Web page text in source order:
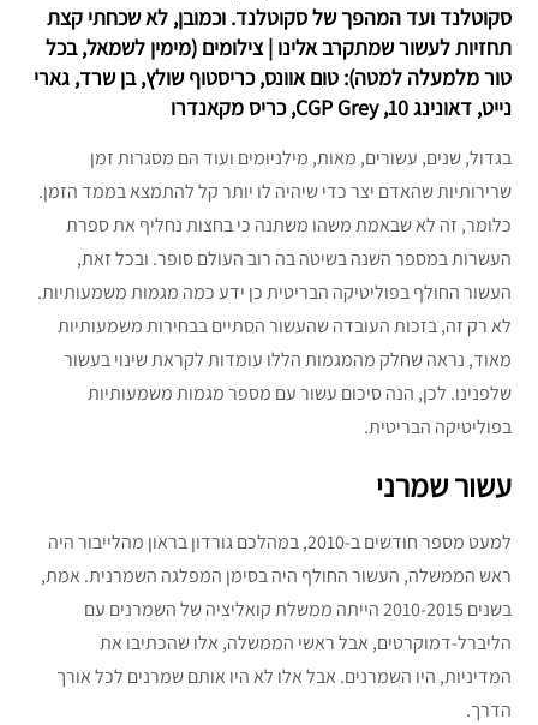
סקוטלנד ועד המהפך של סקוטלנד. וכמובן, לא שכחתי קצת
תחזיות לעשור שמתקרב אלינו | צילומים (מימין לשמאל, בכל
טור מלמעלה למטה): טום אוונס, כריסטוף שולץ, בן שרד, גארי
נייט, דאונינג 10, CGP Grey, כריס מקאנדרו
בגדול, שנים, עשורים, מאות, מילניומים ועוד הם מסגרות זמן
שרירותיות שהאדם יצר כדי שיהיה לו יותר קל להתמצא בממד הזמן.
כלומר, זה לא שבאמת משהו משתנה כי בחצות נחליף את ספרת
העשרות במספר השנה בשיטה בה רוב העולם סופר. ובכל זאת,
העשור החולף בפוליטיקה הבריטית כן ידע כמה מגמות משמעותיות.
לא רק זה, בזכות העובדה שהעשור הסתיים בבחירות משמעותיות
מאוד, נראה שחלק מהמגמות הללו עומדות לקראת שינוי בעשור
שלפנינו. לכן, הנה סיכום עשור עם מספר מגמות משמעותיות
בפוליטיקה הבריטית.
עשור שמרני
למעט מספר חודשים ב-2010, במהלכם גורדון בראון מהלייבור היה
ראש הממשלה, העשור החולף היה בסימן המפלגה השמרנית. אמת,
בשנים 2010-2015 הייתה ממשלת קואליציה של השמרנים עם
הליברל-דמוקרטים, אבל ראשי הממשלה, אלו שהכתיבו את
המדיניות, היו השמרנים. אבל אלו לא היו אותם שמרנים לכל אורך
הדרך.